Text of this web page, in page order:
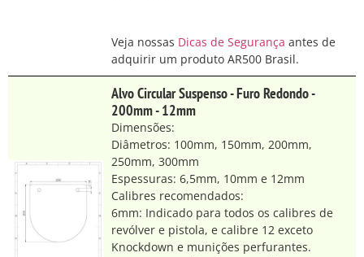
Veja nossas Dicas de Segurança antes de
adquirir um produto AR500 Brasil.
Alvo Circular Suspenso - Furo Redondo -
200mm - 12mm
Dimensões:
Diâmetros: 100mm, 150mm, 200mm,
250mm, 300mm
Espessuras: 6,5mm, 10mm e 12mm
Calibres recomendados:
6mm: Indicado para todos os calibres de
revólver e pistola, e calibre 12 exceto
Knockdown e munições perfurantes.